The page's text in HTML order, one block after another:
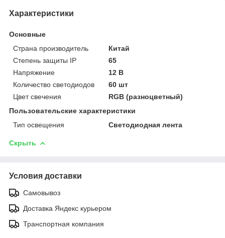
Характеристики
Основные
Страна производитель
Китай
Степень защиты IP
65
Напряжение
12 В
Количество светодиодов
60 шт
Цвет свечения
RGB (разноцветный)
Пользовательские характеристики
Тип освещения
Светодиодная лента
Скрыть
Условия доставки
Самовывоз
Доставка Яндекс курьером
Транспортная компания